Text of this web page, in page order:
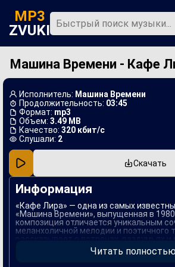
MP3
ZVUKI
Главная
Популярная
В машину
Музыка 80х
Ремиксы
Машина Времени - Кафе
Исполнитель: Машина Времени
Продолжительность: 03:45
Формат: mp3
Объем: 3.49 MB
Качество: 320 кбит/с
Слушали: 2
Скачать
Информация
«Кафе Лира» — одна из самых
«Машина Времени», выпущенная в
композиция отличается уникальным
меланхоличной мелодии и поэтичного
рассказывает о встречах, раздумьях и
проведенных в уютной обстановке
одновременно простой язык
Читать